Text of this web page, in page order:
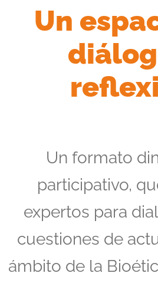
Un
Un formato
participativo,
expertos para
cuestiones de
ámbito de la